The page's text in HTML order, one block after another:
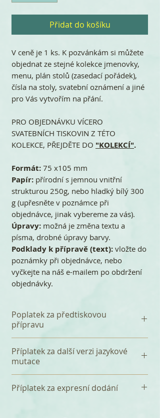
Přidat do košíku
V ceně je 1 ks. K pozvánkám si můžete
objednat ze stejné kolekce jmenovky,
menu, plán stolů (zasedací pořádek),
čísla na stoly, svatební oznámení a jiné
pro Vás vytvořím na přání.
PRO OBJEDNÁVKU VÍCERO
SVATEBNÍCH TISKOVIN Z TÉTO
KOLEKCE, PŘEJDĚTE DO "KOLEKCÍ".
Formát: 75 x105 mm
Papír: přírodní s jemnou vnitřní
strukturou 250g, nebo hladký bílý 300
g (upřesněte v poznámce při
objednávce, jinak vybereme za vás).
Úpravy: možná je změna textu a
písma, drobné úpravy barvy.
Podklady k přípravě (text): vložte do
poznámky při objednávce, nebo
vyčkejte na náš e-mailem po obdržení
objednávky.
Poplatek za předtiskovou
přípravu
jednorázový poplatek 120 Kč za
předtiskovou přípravu, který
textu a tři korektury. Před tiskem
Příplatek za další verzi jazykové
mutace
české verzi (např. anglickou nebo
Příplatek za expresní dodání